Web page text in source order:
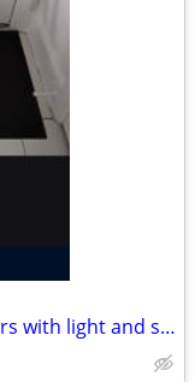
Set of 2 Disney's Star wars lightsabers with light and sounds